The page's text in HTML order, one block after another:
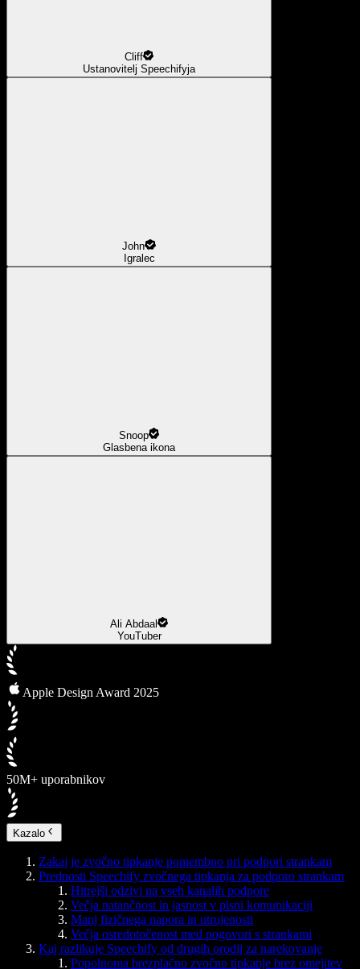
Cliff
Ustanovitelj Speechifyja
John
Igralec
Snoop
Glasbena ikona
Ali Abdaal
YouTuber
Apple Design Award 2025
50M+ uporabnikov
Kazalo
Zakaj je zvočno tipkanje pomembno pri podpori strankam
Prednosti Speechify zvočnega tipkanja za podporo strankam
Hitrejši odzivi na vseh kanalih podpore
Večja natančnost in jasnost v pisni komunikaciji
Manj fizičnega napora in utrujenosti
Večja osredotočenost med pogovori s strankami
Kaj razlikuje Speechify od drugih orodij za narekovanje
Popolnoma brezplačno zvočno tipkanje brez omejitev